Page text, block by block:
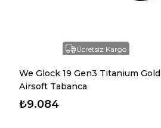
Ücretsiz Kargo
We Glock 19 Gen3 Titanium Gold
Airsoft Tabanca
₺9.084